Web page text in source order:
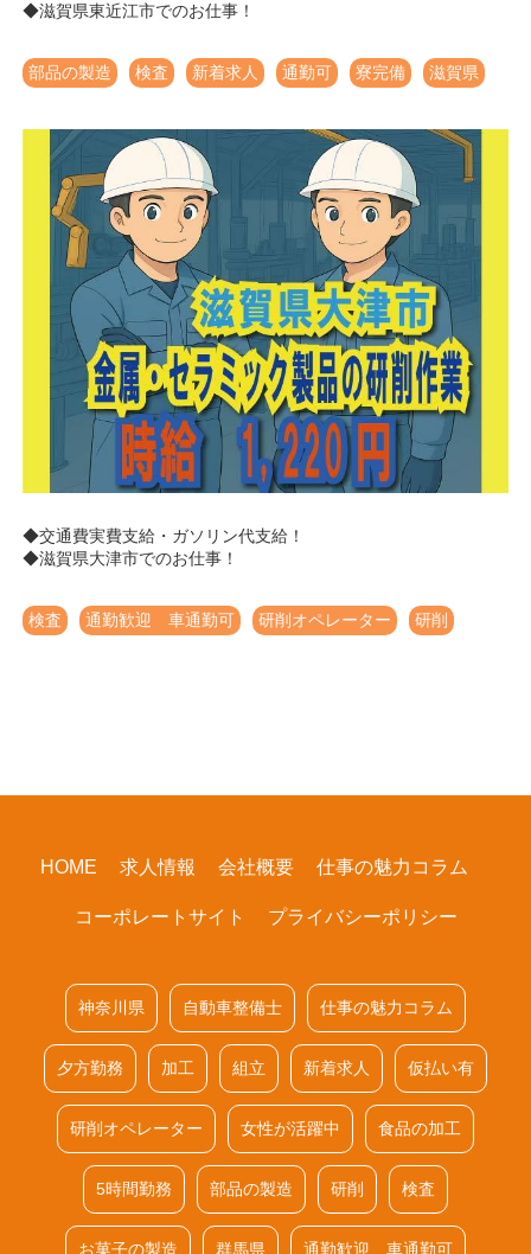
◆滋賀県東近江市でのお仕事！
部品の製造 検査 新着求人 通勤可 寮完備 滋賀県
◆交通費実費支給・ガソリン代支給！
◆滋賀県大津市でのお仕事！
検査 通勤歓迎 車通勤可 研削オペレーター 研削
HOME 求人情報 会社概要 仕事の魅力コラム
コーポレートサイト プライバシーポリシー
神奈川県 自動車整備士 仕事の魅力コラム
夕方勤務 加工 組立 新着求人 仮払い有
研削オペレーター 女性が活躍中 食品の加工
5時間勤務 部品の製造 研削 検査
お菓子の製造 群馬県 通勤歓迎 車通勤可